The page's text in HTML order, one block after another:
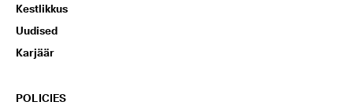
Kestlikkus
Uudised
Karjäär
POLICIES